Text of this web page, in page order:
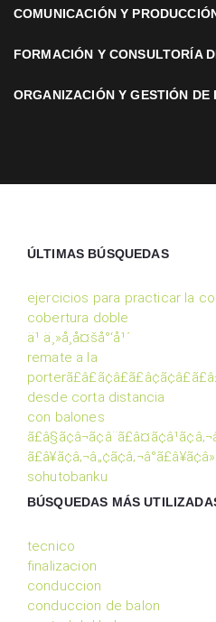
COMUNICACIÓN Y
FORMACIÓN Y CONSULTORÍA
ORGANIZACIÓN Y GESTIÓN DE
ÚLTIMAS BÚSQUEDAS
ejercicios para practicar la
cobertura doble
ä¹ ä¸»å¸å¤šå°‘å¹´
remate a la
desde corta distancia
con balones
sohutobanku
BÚSQUEDAS MÁS
tecnico
finalizacion
conduccion
conduccion de balon